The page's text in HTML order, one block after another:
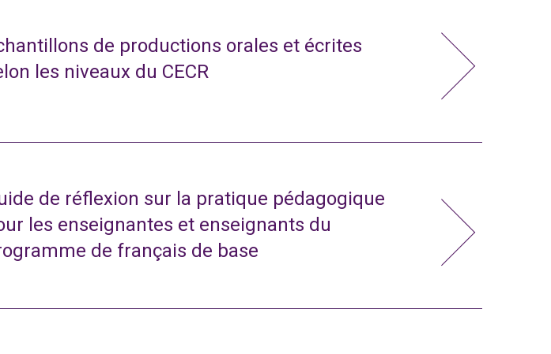
de productions orales et écrites
les niveaux du CECR
de réflexion sur la pratique pédagogique
les enseignantes et enseignants du
de français de base